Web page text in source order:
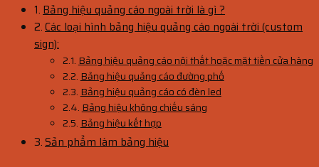
Bảng hiệu quảng cáo ngoài trời là gì ?
Các loại hình bảng hiệu quảng cáo ngoài trời (custom
sign):
Bảng hiệu quảng cáo nội thất hoặc mặt tiền cửa hàng
Bảng hiệu quảng cáo đường phố
Bảng hiệu quảng cáo có đèn led
Bảng hiệu không chiếu sáng
Bảng hiệu kết hợp
Sản phẩm làm bảng hiệu